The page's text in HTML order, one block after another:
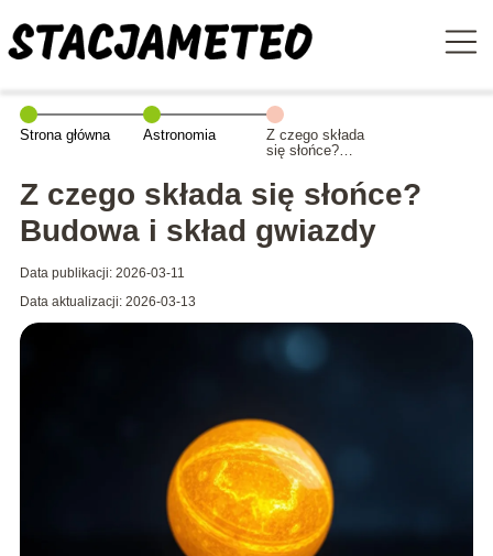
Strona główna Astronomia
Z czego składa
się słońce?
gwiazdy
Z czego składa się słońce?
Budowa i skład gwiazdy
Data publikacji: 2026-03-11
Data aktualizacji: 2026-03-13